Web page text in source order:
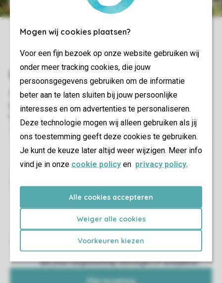
Mogen wij cookies plaatsen?
Voor een fijn bezoek op onze website gebruiken wij
onder meer tracking cookies, die jouw
persoonsgegevens gebruiken om de informatie
beter aan te laten sluiten bij jouw persoonlijke
interesses en om advertenties te personaliseren.
Deze technologie mogen wij alleen gebruiken als jij
ons toestemming geeft deze cookies te gebruiken.
Je kunt de keuze later altijd weer wijzigen. Meer info
vind je in onze cookie policy en privacy policy.
Alle cookies accepteren
Weiger alle cookies
Voorkeuren kiezen
Zo ben je van alle gemakken voorzien en hoef jij alleen
maar te genieten van je vakantie.
accommodatie en waar op het park je deze kunt
Je kunt eenvoudig gegevens aanpassen of iemand
aan jouw reisgezelschap toevoegen of verwijderen.
Mijn boeking